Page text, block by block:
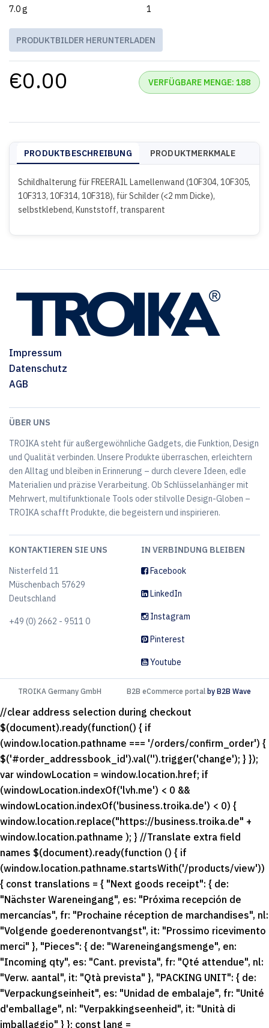
7.0 g 1
PRODUKTBILDER HERUNTERLADEN
€0.00 VERFÜGBARE MENGE: 188
PRODUKTBESCHREIBUNG PRODUKTMERKMALE
Schildhalterung für FREERAIL Lamellenwand (10F304, 10F305,
10F313, 10F314, 10F318), für Schilder (<2 mm Dicke),
selbstklebend, Kunststoff, transparent
Impressum
Datenschutz
AGB
ÜBER UNS
TROIKA steht für außergewöhnliche Gadgets, die Funktion, Design
und Qualität verbinden. Unsere Produkte überraschen, erleichtern
den Alltag und bleiben in Erinnerung – durch clevere Ideen, edle
Materialien und präzise Verarbeitung. Ob Schlüsselanhänger mit
Mehrwert, multifunktionale Tools oder stilvolle Design-Globen –
TROIKA schafft Produkte, die begeistern und inspirieren.
KONTAKTIEREN SIE UNS
Nisterfeld 11
Müschenbach 57629
Deutschland
+49 (0) 2662 - 9511 0
IN VERBINDUNG BLEIBEN
Facebook
LinkedIn
Instagram
Pinterest
Youtube
TROIKA Germany GmbH B2B eCommerce portal by B2B Wave
//clear address selection during checkout
$(document).ready(function() { if
(window.location.pathname === '/orders/confirm_order') {
$('#order_addressbook_id').val('').trigger('change'); } });
var windowLocation = window.location.href; if
(windowLocation.indexOf('lvh.me') < 0 &&
windowLocation.indexOf('business.troika.de') < 0) {
window.location.replace("https://business.troika.de" +
window.location.pathname ); } //Translate extra field
names $(document).ready(function () { if
(window.location.pathname.startsWith('/products/view'))
{ const translations = { "Next goods receipt": { de:
"Nächster Wareneingang", es: "Próxima recepción de
mercancías", fr: "Prochaine réception de marchandises", nl:
"Volgende goederenontvangst", it: "Prossimo ricevimento
merci" }, "Pieces": { de: "Wareneingangsmenge", en:
"Incoming qty", es: "Cant. prevista", fr: "Qté attendue", nl:
"Verw. aantal", it: "Qtà prevista" }, "PACKING UNIT": { de:
"Verpackungseinheit", es: "Unidad de embalaje", fr: "Unité
d'emballage", nl: "Verpakkingseenheid", it: "Unità di
imballaggio" } }; const lang =